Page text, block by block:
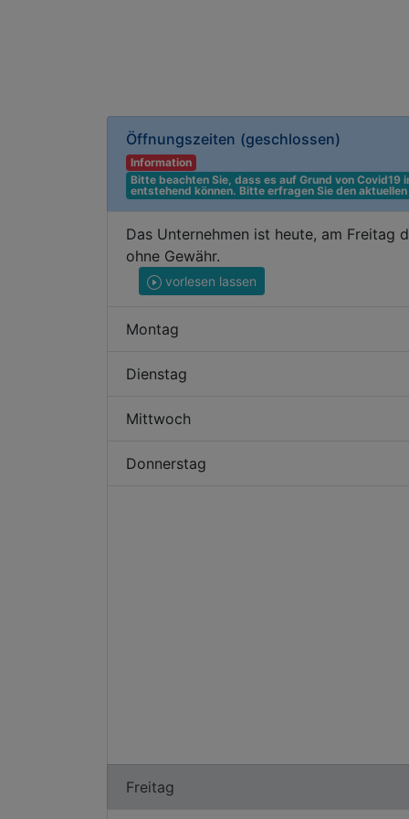
Öffnungszeiten (geschlossen)
Information
Bitte beachten Sie, dass es auf Grund von
entstehend können. Bitte erfragen Sie den
Das Unternehmen ist heute, am Freitag
ohne Gewähr.
vorlesen lassen
Montag
Dienstag
Mittwoch
Donnerstag
Freitag